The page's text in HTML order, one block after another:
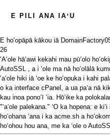
E PILI ANA IAʻU
E hoʻopāpā kākou iā DomainFactory
26
ʻAʻole hāʻawi kekahi mau pūʻolo
AutoSSL
, a i ʻole ma nā hoʻolālā
ʻaʻole hiki iā ʻoe ke hoʻopuka i kahi
o ka interface cPanel, a ua paʻa nā
kau inoa ponoʻī ʻia. Hōʻike ka
"ʻaʻole palekana." ʻO ka hopena: e
hoʻohana ʻana i ka acme.sh a
hoʻohou hou ana, me ka ʻole o